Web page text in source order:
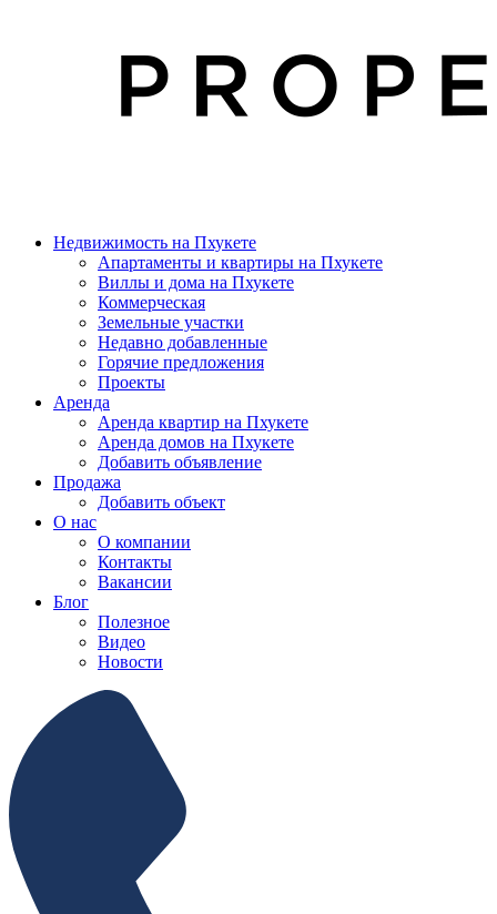
Недвижимость на Пхукете
Апартаменты и квартиры на Пхукете
Виллы и дома на Пхукете
Коммерческая
Земельные участки
Недавно добавленные
Горячие предложения
Проекты
Аренда
Аренда квартир на Пхукете
Аренда домов на Пхукете
Добавить объявление
Продажа
Добавить объект
О нас
О компании
Контакты
Вакансии
Блог
Полезное
Видео
Новости